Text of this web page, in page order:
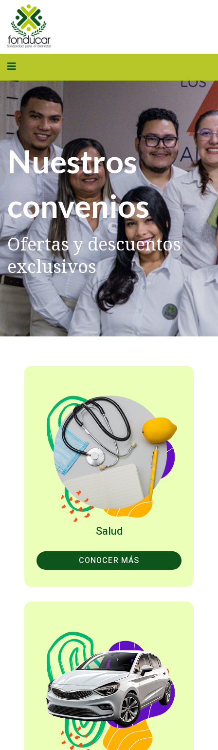
Nuestros
convenios
Ofertas y descuentos
exclusivos
Salud
CONOCER MÁS